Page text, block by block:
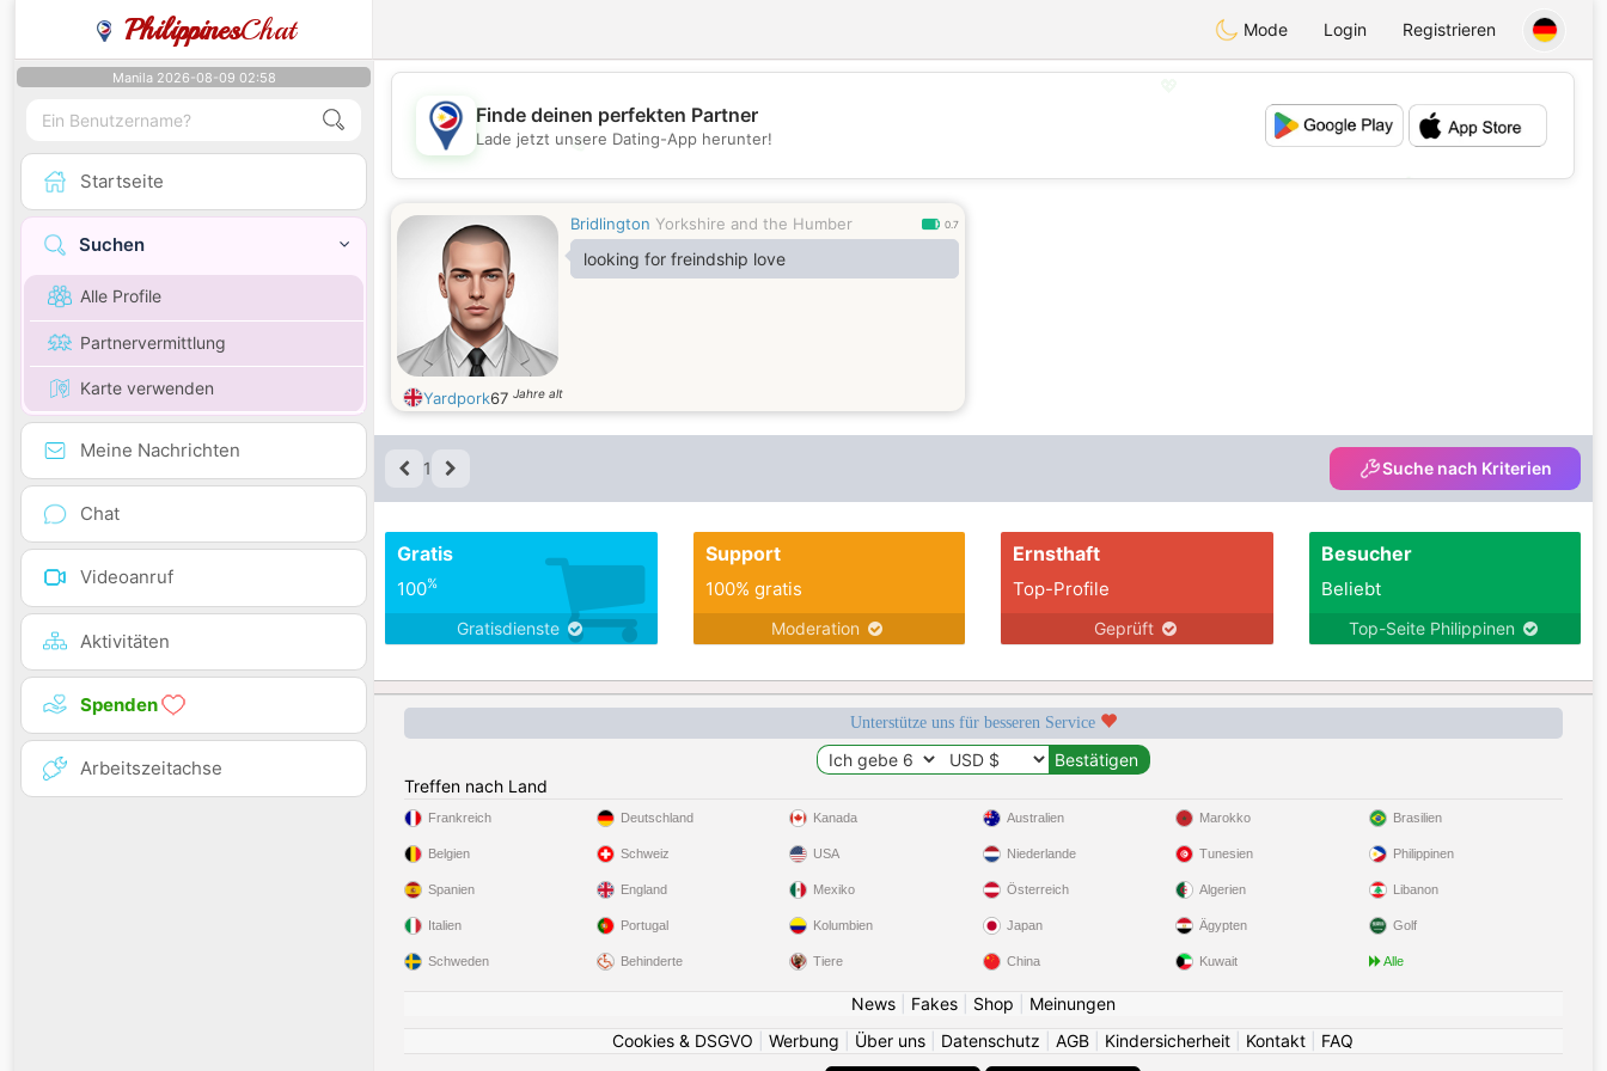
PhilippinesChat Mode Login Registrieren
Manila 2026-08-09 02:58
Startseite
Suchen
Alle Profile
Partnervermittlung
Karte verwenden
Meine Nachrichten
Chat
Videoanruf
Aktivitäten
Spenden
Arbeitszeitachse
💖
💕
Finde deinen perfekten Partner
Lade jetzt unsere Dating-App herunter!
Bridlington Yorkshire and the Humber 0.7
looking for freindship love
Yardpork67 Jahre alt
1 Suche nach Kriterien
Gratis
100%
Gratisdienste
Support
100% gratis
Moderation
Ernsthaft
Top-Profile
Geprüft
Besucher
Beliebt
Top-Seite Philippinen
Unterstütze uns für besseren Service
Treffen nach Land
Frankreich
Belgien
Spanien
Italien
Schweden
Deutschland
Schweiz
England
Portugal
Behinderte
Kanada
USA
Mexiko
Kolumbien
Tiere
Australien
Niederlande
Österreich
Japan
China
Marokko
Tunesien
Algerien
Ägypten
Kuwait
Brasilien
Philippinen
Libanon
Golf
Alle
News| Fakes| Shop
Meinungen
Cookies & DSGVO
Werbung Über uns Datenschutz AGB Kindersicherheit Kontakt FAQ